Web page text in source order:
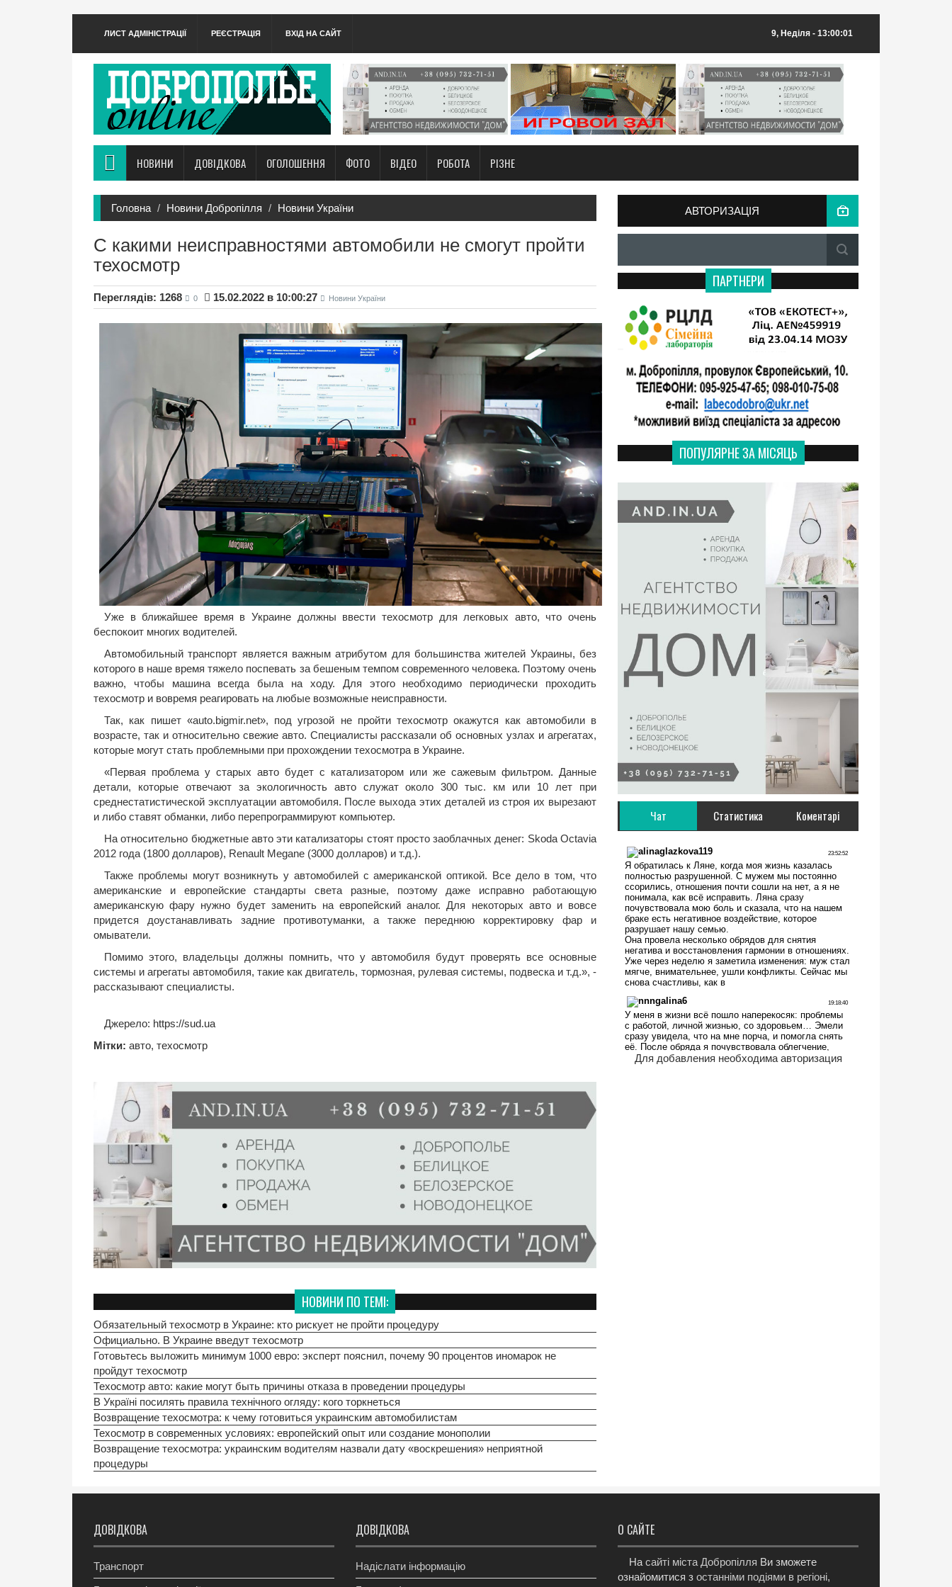
ЛИСТ АДМІНІСТРАЦІЇ РЕЄСТРАЦІЯ ВХІД НА САЙТ 9, Неділя - 13:00:01
НОВИНИ ДОВІДКОВА ОГОЛОШЕННЯ ФОТО ВІДЕО РОБОТА РІЗНЕ
Головна Новини Добропілля Новини України
С какими неисправностями автомобили не смогут пройти
техосмотр
Переглядів: 1268 0 15.02.2022 в 10:00:27 Новини України
Уже в ближайшее время в Украине должны ввести техосмотр для легковых авто, что очень
беспокоит многих водителей.
Автомобильный транспорт является важным атрибутом для большинства жителей Украины, без
которого в наше время тяжело поспевать за бешеным темпом современного человека. Поэтому очень
важно, чтобы машина всегда была на ходу. Для этого необходимо периодически проходить
техосмотр и вовремя реагировать на любые возможные неисправности.
Так, как пишет «auto.bigmir.net», под угрозой не пройти техосмотр окажутся как автомобили в
возрасте, так и относительно свежие авто. Специалисты рассказали об основных узлах и агрегатах,
которые могут стать проблемными при прохождении техосмотра в Украине.
«Первая проблема у старых авто будет с катализатором или же сажевым фильтром. Данные
детали, которые отвечают за экологичность авто служат около 300 тыс. км или 10 лет при
среднестатистической эксплуатации автомобиля. После выхода этих деталей из строя их вырезают
и либо ставят обманки, либо перепрограммируют компьютер.
На относительно бюджетные авто эти катализаторы стоят просто заоблачных денег: Skoda Octavia
2012 года (1800 долларов), Renault Megane (3000 долларов) и т.д.).
Также проблемы могут возникнуть у автомобилей с американской оптикой. Все дело в том, что
американские и европейские стандарты света разные, поэтому даже исправно работающую
американскую фару нужно будет заменить на европейский аналог. Для некоторых авто и вовсе
придется доустанавливать задние противотуманки, а также переднюю корректировку фар и
омыватели.
Помимо этого, владельцы должны помнить, что у автомобиля будут проверять все основные
системы и агрегаты автомобиля, такие как двигатель, тормозная, рулевая системы, подвеска и т.д.», -
рассказывают специалисты.
Джерело: https://sud.ua
Мітки: авто, техосмотр
НОВИНИ ПО ТЕМІ:
Обязательный техосмотр в Украине: кто рискует не пройти процедуру
Официально. В Украине введут техосмотр
Готовьтесь выложить минимум 1000 евро: эксперт пояснил, почему 90 процентов иномарок не
пройдут техосмотр
Техосмотр авто: какие могут быть причины отказа в проведении процедуры
В Україні посилять правила технічного огляду: кого торкнеться
Возвращение техосмотра: к чему готовиться украинским автомобилистам
Техосмотр в современных условиях: европейский опыт или создание монополии
Возвращение техосмотра: украинским водителям назвали дату «воскрешения» неприятной
процедуры
АВТОРИЗАЦІЯ
ПАРТНЕРИ
ПОПУЛЯРНЕ ЗА МІСЯЦЬ
Чат Статистика Коментарі
Для добавления необходима авторизация
ДОВІДКОВА
Транспорт
ДОВІДКОВА
Надіслати інформацію
О САЙТЕ
На сайті міста Добропілля Ви зможете
ознайомитися з останніми подіями в регіоні,